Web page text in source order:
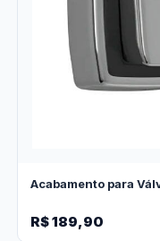
Acabamento para
R$ 189,90